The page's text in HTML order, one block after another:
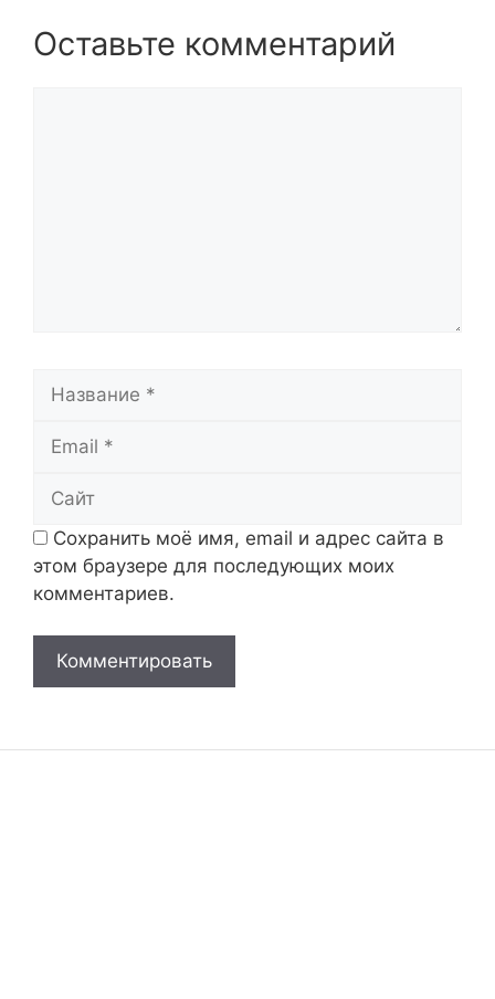
Оставьте комментарий
Сохранить моё имя, email и адрес сайта в
этом браузере для последующих моих
комментариев.